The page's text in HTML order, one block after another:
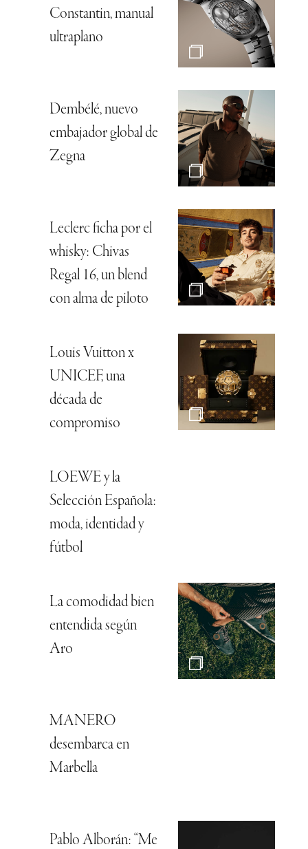
Constantin, manual
ultraplano
Dembélé, nuevo
embajador global de
Zegna
Leclerc ficha por el
whisky: Chivas
Regal 16, un blend
con alma de piloto
Louis Vuitton x
UNICEF, una
década de
compromiso
LOEWE y la
Selección Española:
moda, identidad y
fútbol
La comodidad bien
entendida según
Aro
MANERO
desembarca en
Marbella
Pablo Alborán: “Me